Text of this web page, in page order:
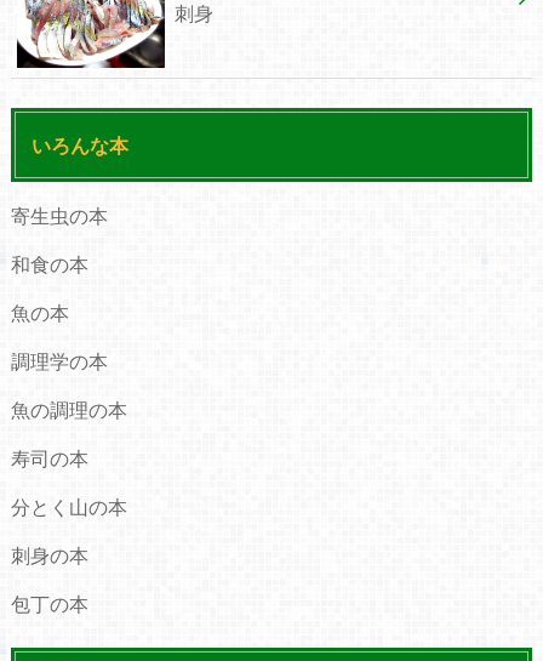
刺身
いろんな本
寄生虫の本
和食の本
魚の本
調理学の本
魚の調理の本
寿司の本
分とく山の本
刺身の本
包丁の本